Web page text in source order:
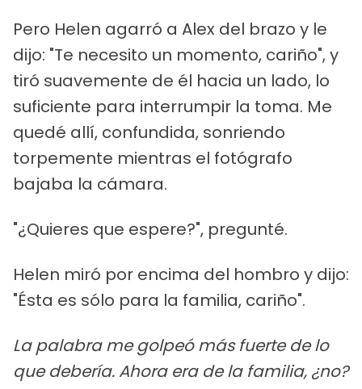
Pero Helen agarró a Alex del brazo y le
dijo: "Te necesito un momento, cariño", y
tiró suavemente de él hacia un lado, lo
suficiente para interrumpir la toma. Me
quedé allí, confundida, sonriendo
torpemente mientras el fotógrafo
bajaba la cámara.
"¿Quieres que espere?", pregunté.
Helen miró por encima del hombro y dijo:
"Ésta es sólo para la familia, cariño".
La palabra me golpeó más fuerte de lo
que debería. Ahora era de la familia, ¿no?